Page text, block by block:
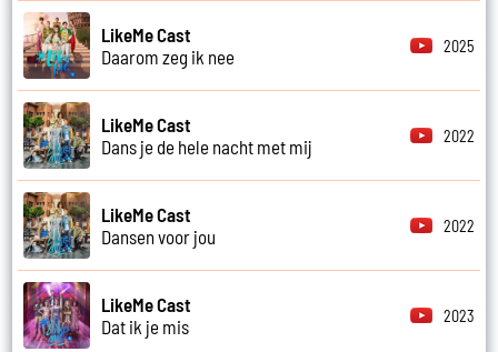
LikeMe Cast
Daarom zeg ik nee
2025
LikeMe Cast
Dans je de hele nacht met mij
2022
LikeMe Cast
Dansen voor jou
2022
LikeMe Cast
Dat ik je mis
2023